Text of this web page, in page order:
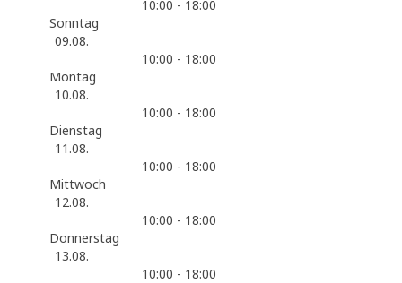
10:00 - 18:00
Sonntag
09.08.
10:00 - 18:00
Montag
10.08.
10:00 - 18:00
Dienstag
11.08.
10:00 - 18:00
Mittwoch
12.08.
10:00 - 18:00
Donnerstag
13.08.
10:00 - 18:00